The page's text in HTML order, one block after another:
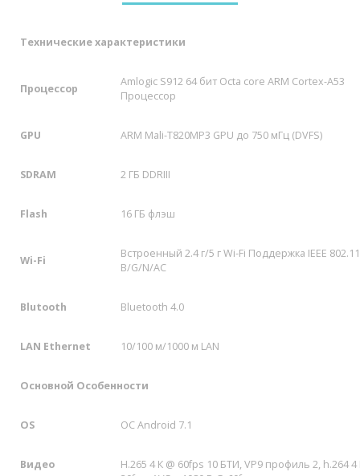
Технические характеристики
Процессор
Amlogic S912 64бит Octa core ARM Cortex-A53
Процессор
GPU ARM Mali-T820MP3 GPU до 750 мГц (DVFS)
SDRAM 2 ГБ DDRIII
Flash 16 ГБ флэш
Wi-Fi
Встроенный 2.4 г/5 г Wi-Fi Поддержка IEEE 802.11
B/G/N/AC
Blutooth Bluetooth 4.0
LAN Ethernet 10/100 м/1000 м LAN
Основной Особенности
OS ОС Android 7.1
Видео
H.265 4 К @ 60fps 10 БТИ, VP9 профиль 2, h.264 4